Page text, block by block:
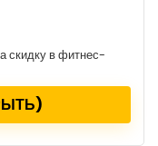
скидку в фитнес-